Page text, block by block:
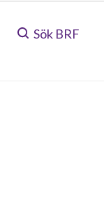
Sök BRF